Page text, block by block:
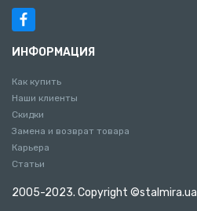
ИНФОРМАЦИЯ
Как купить
Наши клиенты
Скидки
Замена и возврат товара
Карьера
Статьи
2005-2023. Copyright ©stalmira.ua